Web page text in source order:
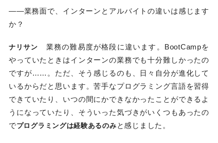
――業務面で、インターンとアルバイトの違いは感じます
か？
ナリサン
業務の難易度が格段に違います。BootCampを
やっていたときはインターンの業務でも十分難しかったの
ですが……。ただ、そう感じるのも、日々自分が進化して
いるからだと思います。苦手なプログラミング言語を習得
できていたり、いつの間にかできなかったことができるよ
うになっていたり、そういった気づきがいくつもあったの
でプログラミングは経験あるのみと感じました。